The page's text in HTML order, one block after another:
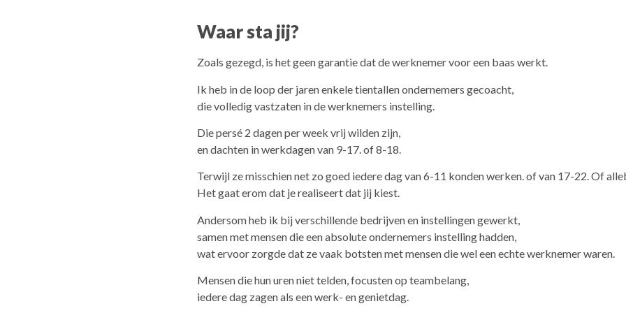
Waar sta jij?
Zoals gezegd, is het geen garantie dat de werknemer voor een baas werkt.
Ik heb in de loop der jaren enkele tientallen ondernemers gecoacht,
die volledig vastzaten in de werknemers instelling.
Die persé 2 dagen per week vrij wilden zijn,
en dachten in werkdagen van 9-17. of 8-18.
Terwijl ze misschien net zo goed iedere dag van 6-11 konden werken. of van 17-22. Of
Het gaat erom dat je realiseert dat jij kiest.
Andersom heb ik bij verschillende bedrijven en instellingen gewerkt,
samen met mensen die een absolute ondernemers instelling hadden,
wat ervoor zorgde dat ze vaak botsten met mensen die wel een echte werknemer waren.
Mensen die hun uren niet telden, focusten op teambelang,
iedere dag zagen als een werk- en genietdag.